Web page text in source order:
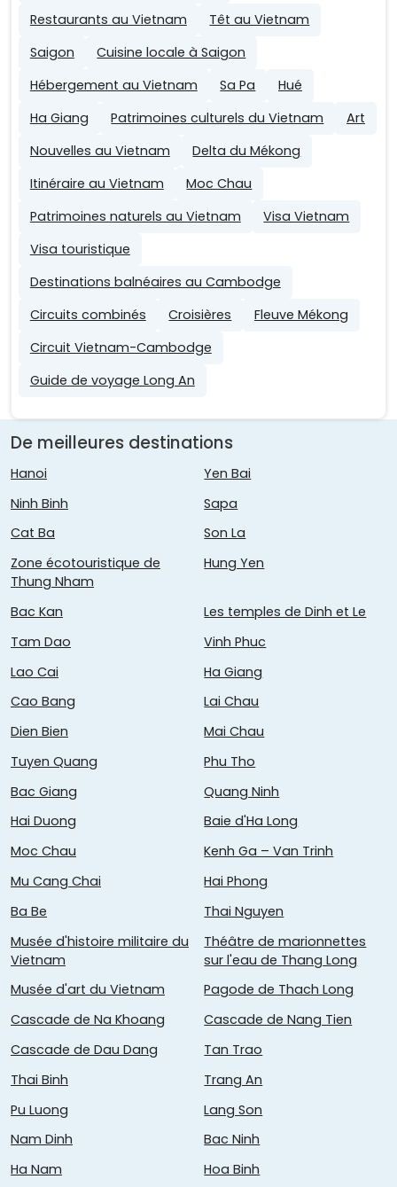
Restaurants au Vietnam
Têt au Vietnam
Saigon
Cuisine locale à Saigon
Hébergement au Vietnam
Sa Pa
Hué
Ha Giang
Patrimoines culturels du Vietnam
Art
Nouvelles au Vietnam
Delta du Mékong
Itinéraire au Vietnam
Moc Chau
Patrimoines naturels au Vietnam
Visa Vietnam
Visa touristique
Destinations balnéaires au Cambodge
Circuits combinés
Croisières
Fleuve Mékong
Circuit Vietnam-Cambodge
Guide de voyage Long An
De meilleures destinations
Hanoi
Yen Bai
Ninh Binh
Sapa
Cat Ba
Son La
Zone écotouristique de
Thung Nham
Hung Yen
Bac Kan
Les temples de Dinh et Le
Tam Dao
Vinh Phuc
Lao Cai
Ha Giang
Cao Bang
Lai Chau
Dien Bien
Mai Chau
Tuyen Quang
Phu Tho
Bac Giang
Quang Ninh
Hai Duong
Baie d'Ha Long
Moc Chau
Kenh Ga – Van Trinh
Mu Cang Chai
Hai Phong
Ba Be
Thai Nguyen
Musée d'histoire militaire du
Vietnam
Théâtre de marionnettes
sur l'eau de Thang Long
Musée d'art du Vietnam
Pagode de Thach Long
Cascade de Na Khoang
Cascade de Nang Tien
Cascade de Dau Dang
Tan Trao
Thai Binh
Trang An
Pu Luong
Lang Son
Nam Dinh
Bac Ninh
Ha Nam
Hoa Binh